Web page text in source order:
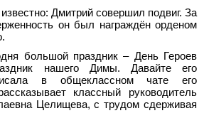
Дмитрий совершил подвиг. За
он был награждён орденом
большой праздник – День Героев
нашего Димы. Давайте его
в общеклассном чате его
классный руководитель
Целищева, с трудом сдерживая